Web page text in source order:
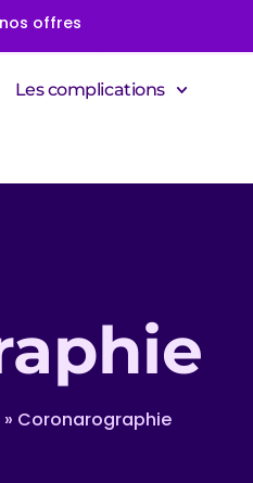
offres
Les complications
» Coronarographie